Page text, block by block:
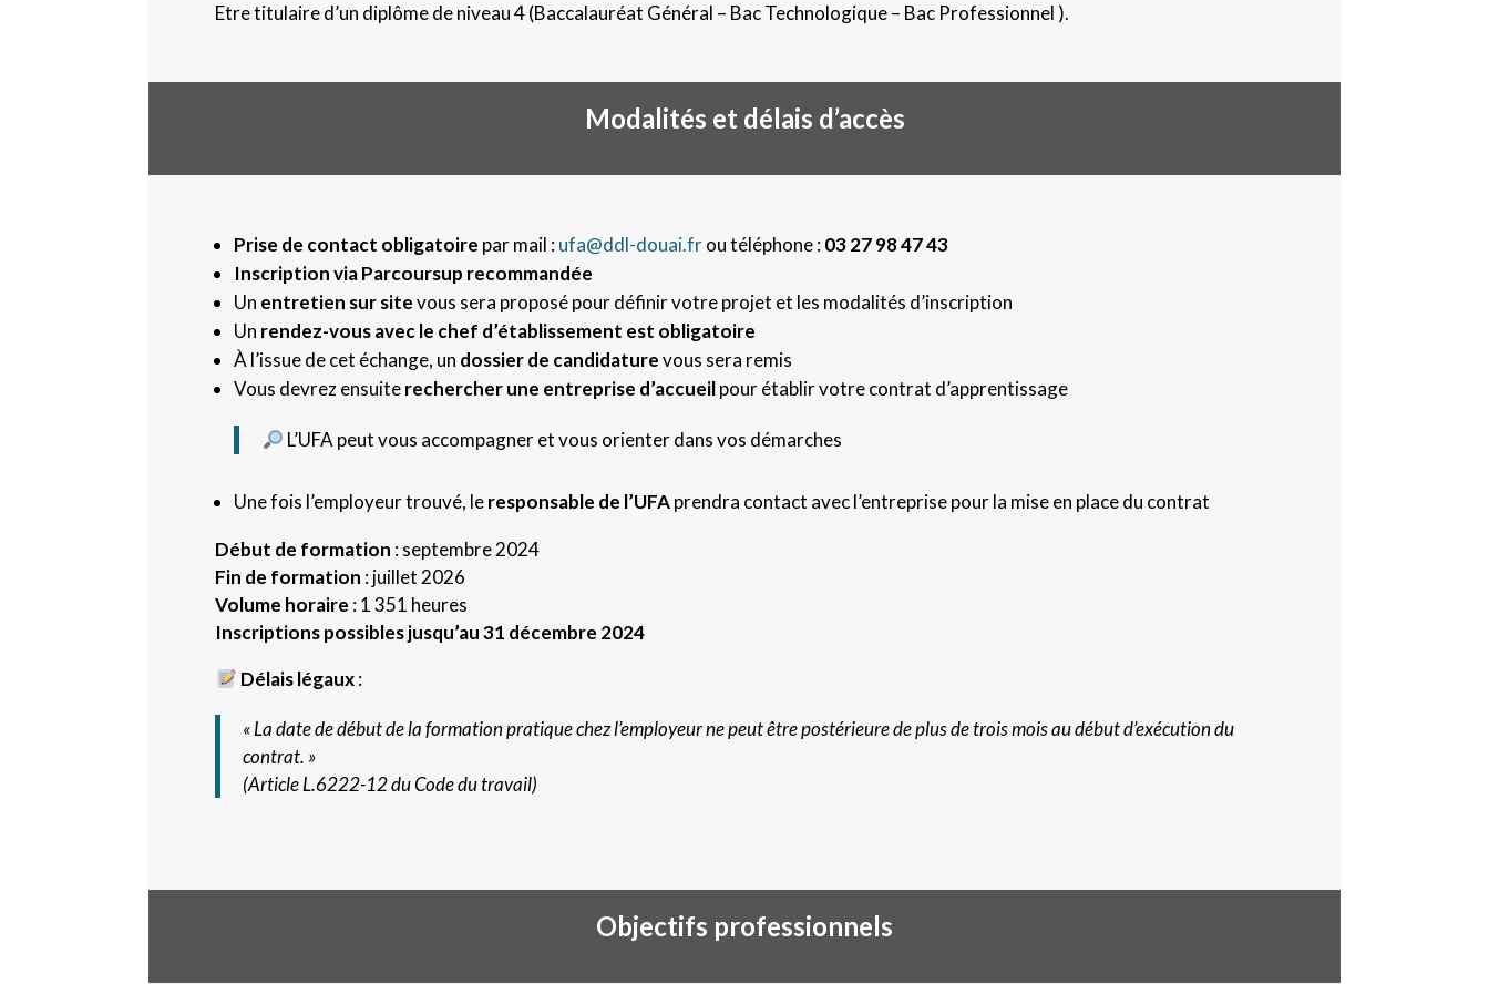
Etre titulaire d’un diplôme de niveau 4 (Baccalauréat Général – Bac Technologique– Bac Professionnel ).
Modalités et délais d’accès
Prise de contact obligatoire par mail :ufa@ddl-douai.frou téléphone :03 27 98 47 43
Inscription via Parcoursup recommandée
Un entretien sur sitevous sera proposé pour définir votre projet et les modalités d’inscription
Un rendez-vous avec le chef d’établissement est obligatoire
À l’issue de cet échange, un dossier de candidaturevous sera remis
Vous devrez ensuiterechercher une entreprise d’accueilpour établir votre contrat d’apprentissage
L’UFA peut vous accompagner et vous orienter dans vos démarches
Une fois l’employeur trouvé, leresponsable de l’UFAprendra contact avec l’entreprise pour la mise en place du contrat
Début de formation : septembre 2024
Fin de formation : juillet 2026
Volume horaire : 1 351 heures
Inscriptions possibles jusqu’au 31 décembre 2024
Délais légaux:
« La date de début de la formation pratique chez l’employeur ne peut être postérieure de plus de trois mois au début d’exécution du
contrat. »
(Article L.6222-12 du Code du travail)
Objectifs professionnels